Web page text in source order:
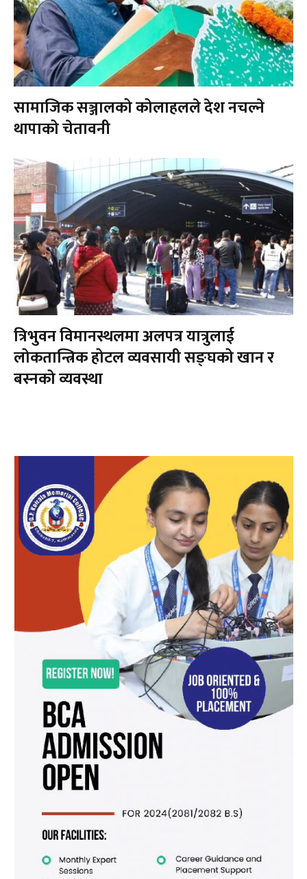
सामाजिक सञ्जालको कोलाहलले देश नचल्ने
थापाको चेतावनी
त्रिभुवन विमानस्थलमा अलपत्र यात्रुलाई
लोकतान्त्रिक होटल व्यवसायी सङ्घको खान र
बस्नको व्यवस्था